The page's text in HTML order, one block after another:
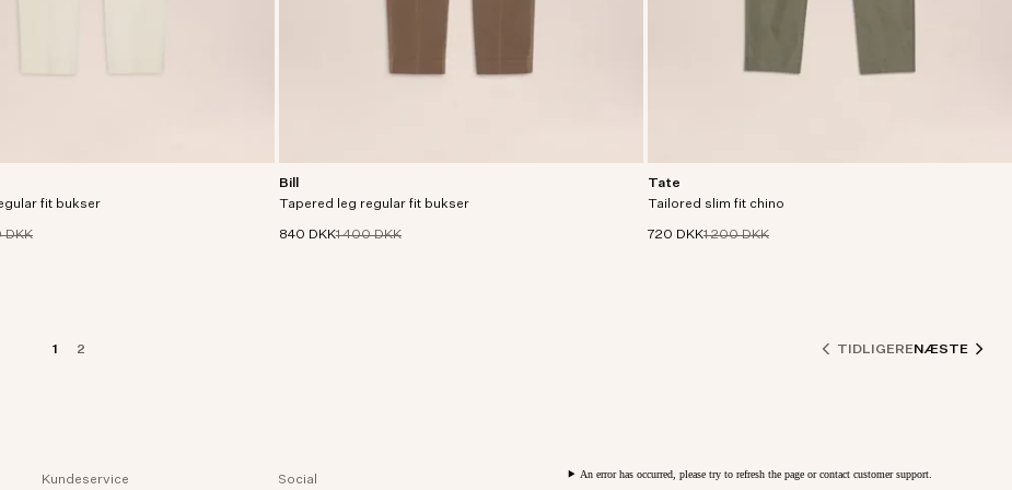
fit bukser
DKK
fit med skræddersyet tapered leg
silkeagtig fornemmelse.
Bill
Tapered leg regular fit bukser
840 DKK1 400 DKK
Chinos i regular fit med skræddersyet tapered leg
i let satin med blød, silkeagtig fornemmelse.
Tate
Tailored slim fit chino
720 DKK1 200 DKK
Chino i bomuldsblanding med slim fit, lavet i et
230 g/m2-stof med en smule stretch.
1 2 TIDLIGERENÆSTE
Kundeservice Social An error has occurred, please try to refresh the page or contact customer support.